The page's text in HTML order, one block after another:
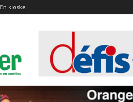
En kioske !